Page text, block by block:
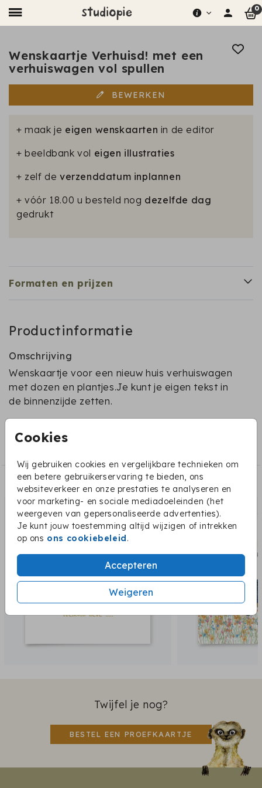
0
Cookies
Wij gebruiken cookies en vergelijkbare technieken om
een betere gebruikerservaring te bieden, ons
websiteverkeer en onze prestaties te analyseren en
voor marketing- en sociale mediadoeleinden (het
weergeven van gepersonaliseerde advertenties).
Je kunt jouw toestemming altijd wijzigen of intrekken
op ons ons cookiebeleid.
Accepteren
Weigeren
Wenskaartje Verhuisd! met een
verhuiswagen vol spullen
BEWERKEN
+ maak je eigen wenskaarten in de editor
+ beeldbank vol eigen illustraties
+ zelf de verzenddatum inplannen
+ vóór 18.00 u besteld nog dezelfde dag
gedrukt
Formaten en prijzen
Productinformatie
Omschrijving
Wenskaartje voor een nieuw huis verhuiswagen
met dozen en plantjes.Je kunt je eigen tekst in
de binnenzijde zetten.
Collectie
Dit vind je misschien ook leuk:
Twijfel je nog?
BESTEL EEN PROEFKAARTJE